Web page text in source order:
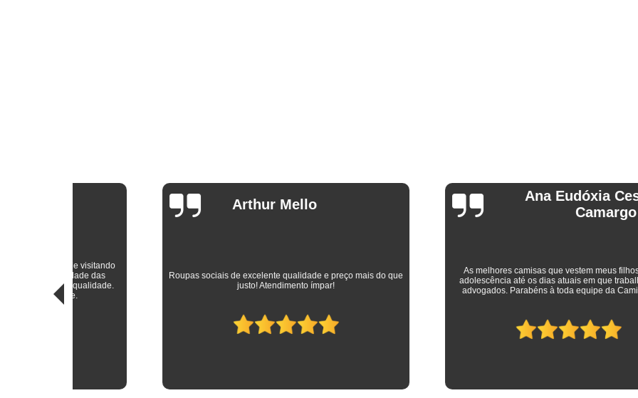
Camisa Social
Camisa Social Masculina
Camisa Listrada Masculina Social
Camisa
Camisa Social Listrada
Camisa Social Listrada Preta e Branca
Camisa Social Masculina Listrada Preto e
Arthur Mello
Roupas sociais de excelente qualidade e preço mais do que
justo! Atendimento ímpar!
Ana Eudóxia Cesário de
As melhores camisas que vestem meus filhos desde a
adolescência até os dias atuais em que trabalham como
advogados. Parabéns à toda equipe da Camisaria HP!